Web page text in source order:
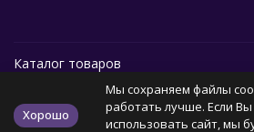
Каталог товаров
Помощь
Хорошо
Мы сохраняем файлы
работать лучше. Если
использовать сайт, мы